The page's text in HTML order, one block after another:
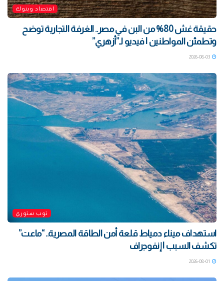
اقتصاد وبنوك
حقيقة غش 80% من البن في مصر.. الغرفة التجارية توضح
وتطمئن المواطنين | فيديو لـ”أزهري”
توب ستوري
استهداف ميناء دمياط قلعة أمن الطاقة المصرية.. “ماعت”
تكشف السبب | إنفوجراف